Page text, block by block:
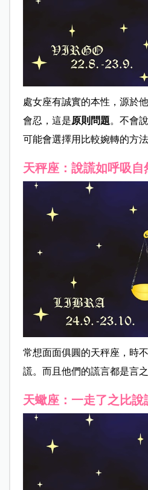
處女座有誠實的本性，源於
會忍，這是原則問題。不會
可能會選擇用比較婉轉的方法
天秤座：說謊如呼吸自
常想面面俱圓的天秤座，時
謊。而且他們的謊言都是言
天蠍座：一走了之比說